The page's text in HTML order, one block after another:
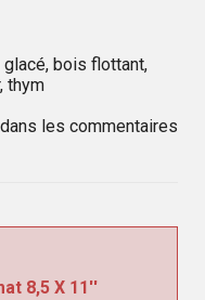
bois flottant,
thym
les commentaires
8,5 X 11''